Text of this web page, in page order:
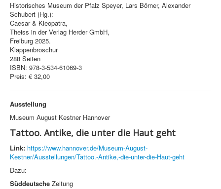
Historisches Museum der Pfalz Speyer, Lars Börner, Alexander
Schubert (Hg.):
Caesar & Kleopatra,
Theiss in der Verlag Herder GmbH,
Freiburg 2025.
Klappenbroschur
288 Seiten
ISBN: 978-3-534-61069-3
Preis: € 32,00
Ausstellung
Museum August Kestner Hannover
Tattoo. Antike, die unter die Haut geht
Link: https://www.hannover.de/Museum-August-
Kestner/Ausstellungen/Tattoo.-Antike,-die-unter-die-Haut-geht
Dazu:
Süddeutsche Zeitung